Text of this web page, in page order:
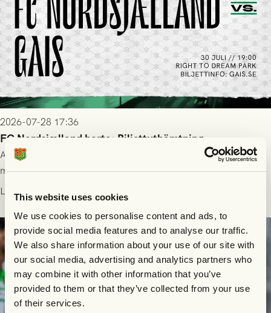
This website uses cookies
We use cookies to personalise content and ads, to
provide social media features and to analyse our traffic.
We also share information about your use of our site with
our social media, advertising and analytics partners who
may combine it with other information that you’ve
provided to them or that they’ve collected from your use
of their services.
2026-07-28 17:36
FC Nordsjælland borta: Biljettuthämtning
All information om hur du byter ditt värdebevis mot
matchbiljett på plats i Danmark, samt vad som gäller för dig
som står på reservlista eller fått förhinder.
Läs mer